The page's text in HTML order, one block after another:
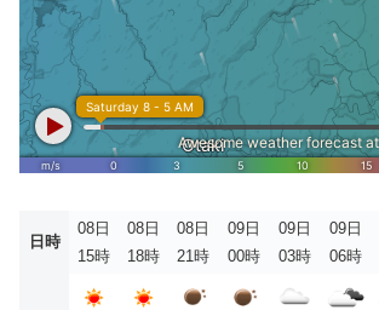
日時
08日
15時
08日
18時
08日
21時
09日
00時
09日
03時
09日
06時